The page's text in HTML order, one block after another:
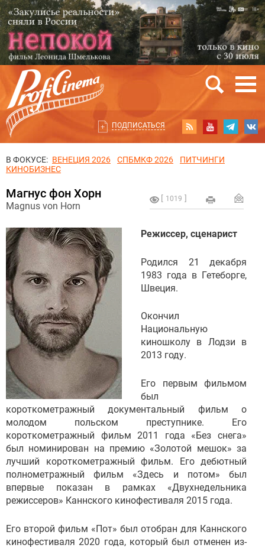
ПОДПИСАТЬСЯ
В ФОКУСЕ: ВЕНЕЦИЯ 2026 СПБМКФ 2026
ПИТЧИНГИ
КИНОБИЗНЕС
1019
Магнус фон Хорн
Magnus von Horn
Режиссер, сценарист
Родился 21 декабря
1983 года в Гетеборге,
Швеция.
Окончил
Национальную
киношколу в Лодзи в
2013 году.
Его первым фильмом
был
короткометражный документальный фильм о
молодом польском преступнике. Его
короткометражный фильм 2011 года «Без снега»
был номинирован на премию «Золотой мешок» за
лучший короткометражный фильм. Его дебютный
полнометражный фильм «Здесь и потом» был
впервые показан в рамках «Двухнедельника
режиссеров» Каннского кинофестиваля 2015 года.
Его второй фильм «Пот» был отобран для Каннского
кинофестиваля 2020 года, который был отменен из-